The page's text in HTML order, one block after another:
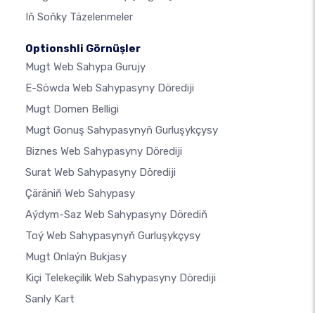
Iň Soňky Täzelenmeler
Optionshli Görnüşler
Mugt Web Sahypa Gurujy
E-Söwda Web Sahypasyny Dörediji
Mugt Domen Belligi
Mugt Gonuş Sahypasynyň Gurluşykçysy
Biznes Web Sahypasyny Dörediji
Surat Web Sahypasyny Dörediji
Çäräniň Web Sahypasy
Aýdym-Saz Web Sahypasyny Dörediň
Toý Web Sahypasynyň Gurluşykçysy
Mugt Onlaýn Bukjasy
Kiçi Telekeçilik Web Sahypasyny Dörediji
Sanly Kart